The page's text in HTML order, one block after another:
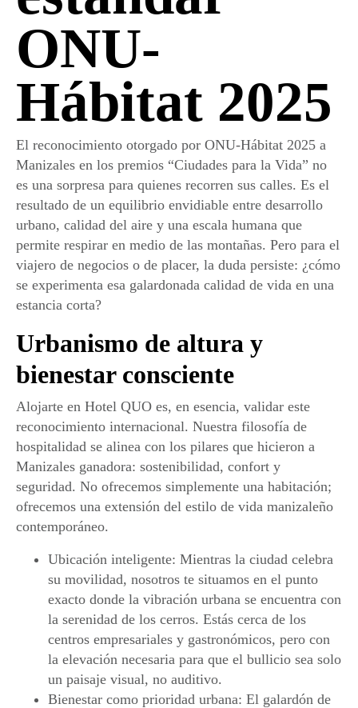
ONU-
Hábitat 2025
El reconocimiento otorgado por ONU-Hábitat 2025 a
Manizales en los premios “Ciudades para la Vida” no
es una sorpresa para quienes recorren sus calles. Es el
resultado de un equilibrio envidiable entre desarrollo
urbano, calidad del aire y una escala humana que
permite respirar en medio de las montañas. Pero para el
viajero de negocios o de placer, la duda persiste: ¿cómo
se experimenta esa galardonada calidad de vida en una
estancia corta?
Urbanismo de altura y
bienestar consciente
Alojarte en Hotel QUO es, en esencia, validar este
reconocimiento internacional. Nuestra filosofía de
hospitalidad se alinea con los pilares que hicieron a
Manizales ganadora: sostenibilidad, confort y
seguridad. No ofrecemos simplemente una habitación;
ofrecemos una extensión del estilo de vida manizaleño
contemporáneo.
Ubicación inteligente: Mientras la ciudad celebra
su movilidad, nosotros te situamos en el punto
exacto donde la vibración urbana se encuentra con
la serenidad de los cerros. Estás cerca de los
centros empresariales y gastronómicos, pero con
la elevación necesaria para que el bullicio sea solo
un paisaje visual, no auditivo.
Bienestar como prioridad urbana: El galardón de